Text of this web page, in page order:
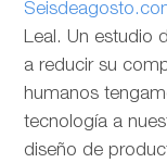
Leal. Un estudio
a reducir su
humanos
tecnología a
diseño de